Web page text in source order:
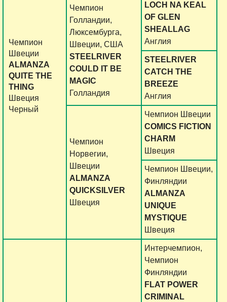
Чемпион
Швеции
ALMANZA
QUITE THE
THING
Швеция
Черный
Чемпион
Голландии,
Люксембурга,
Швеции, США
STEELRIVER
COULD IT BE
MAGIC
Голландия
LOCH NA KEAL
OF GLEN
SHEALLAG
Англия
STEELRIVER
CATCH THE
BREEZE
Англия
Чемпион
Норвегии,
Швеции
ALMANZA
QUICKSILVER
Швеция
Чемпион Швеции
COMICS FICTION
CHARM
Швеция
Чемпион Швеции,
Финляндии
ALMANZA
UNIQUE
MYSTIQUE
Швеция
Интерчемпион,
Чемпион
Финляндии
FLAT POWER
CRIMINAL